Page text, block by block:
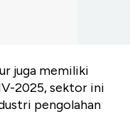
juga memiliki
2025, sektor ini
pengolahan